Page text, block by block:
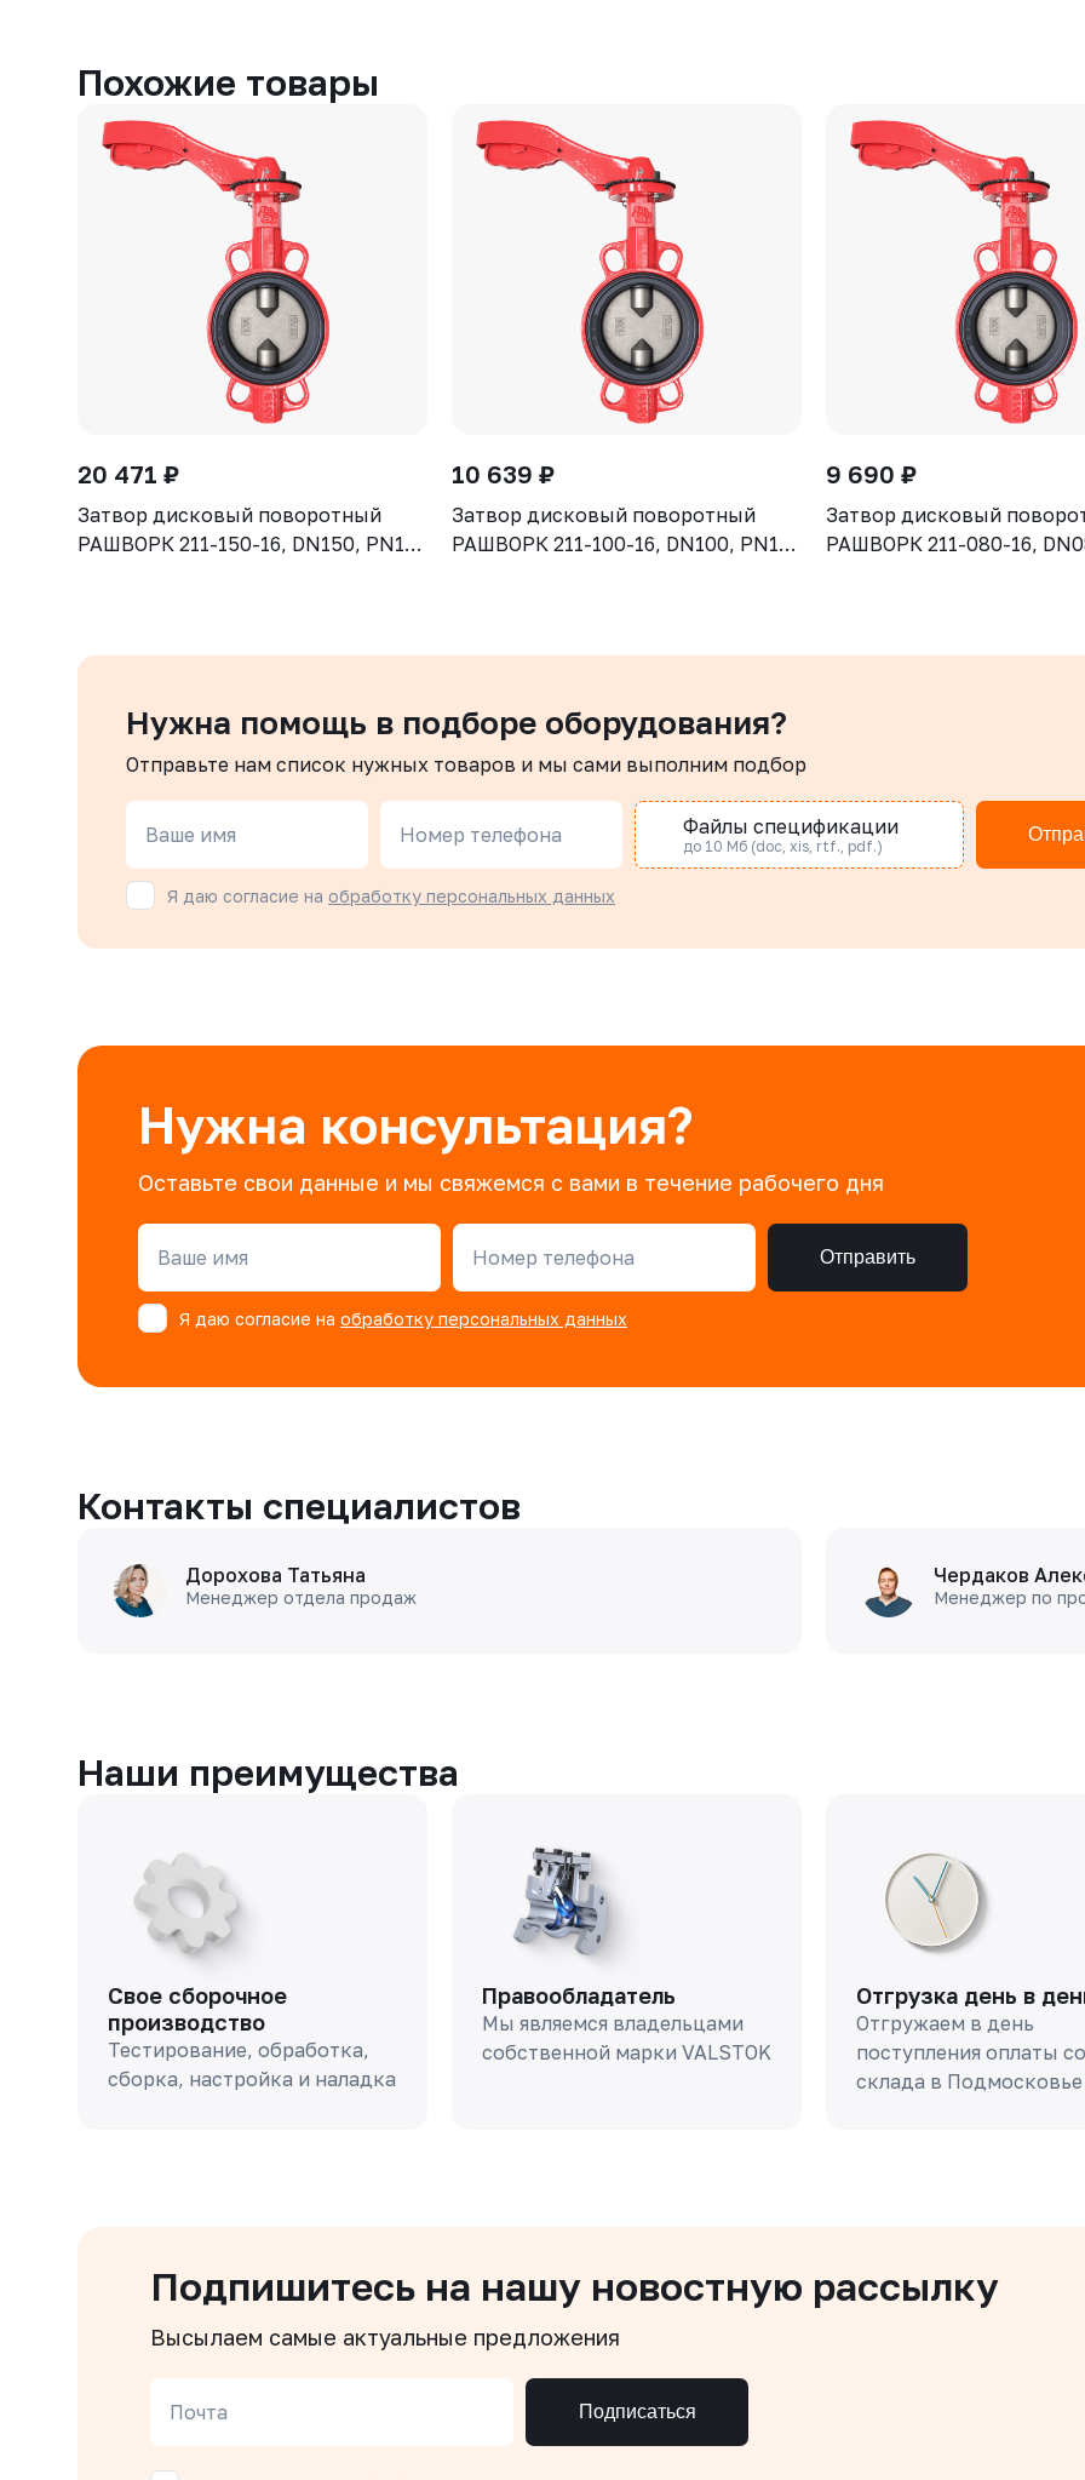
Похожие товары
20 471 ₽
Затвор дисковый поворотный
РАШВОРК 211-150-16, DN150, PN16,
10 639 ₽
Затвор дисковый поворотный
РАШВОРК 211-100-16, DN100, PN16,
9 690 ₽
Затвор дисковый
РАШВОРК 211-080-16,
Нужна помощь в подборе оборудования?
Отправьте нам список нужных товаров и мы сами выполним подбор
Ваше имя Номер телефона Файлы спецификации
до 10 Мб (doc, xis, rtf., pdf.)
Я даю согласие на обработку персональных данных
Нужна консультация?
Оставьте свои данные и мы свяжемся с вами в течение рабочего дня
Ваше имя Номер телефона Отправить
Я даю согласие на обработку персональных данных
Контакты специалистов
Дорохова Татьяна
Менеджер отдела продаж
Чердаков
Менеджер по
Наши преимущества
Свое сборочное
производство
Тестирование, обработка,
сборка, настройка и наладка
Правообладатель
Мы являемся владельцами
собственной марки VALSTOK
Отгрузка день в
Отгружаем в день
поступления оплаты со
склада в Подмосковье
Подпишитесь на нашу новостную рассылку
Высылаем самые актуальные предложения
Почта Подписаться